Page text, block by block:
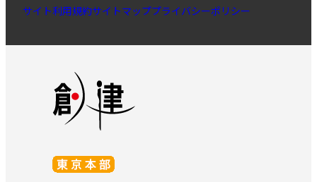
サイト利用規約サイトマッププライバシーポリシー